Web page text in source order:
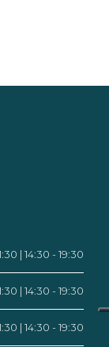
| 14:30 - 19:30
| 14:30 - 19:30
| 14:30 - 19:30